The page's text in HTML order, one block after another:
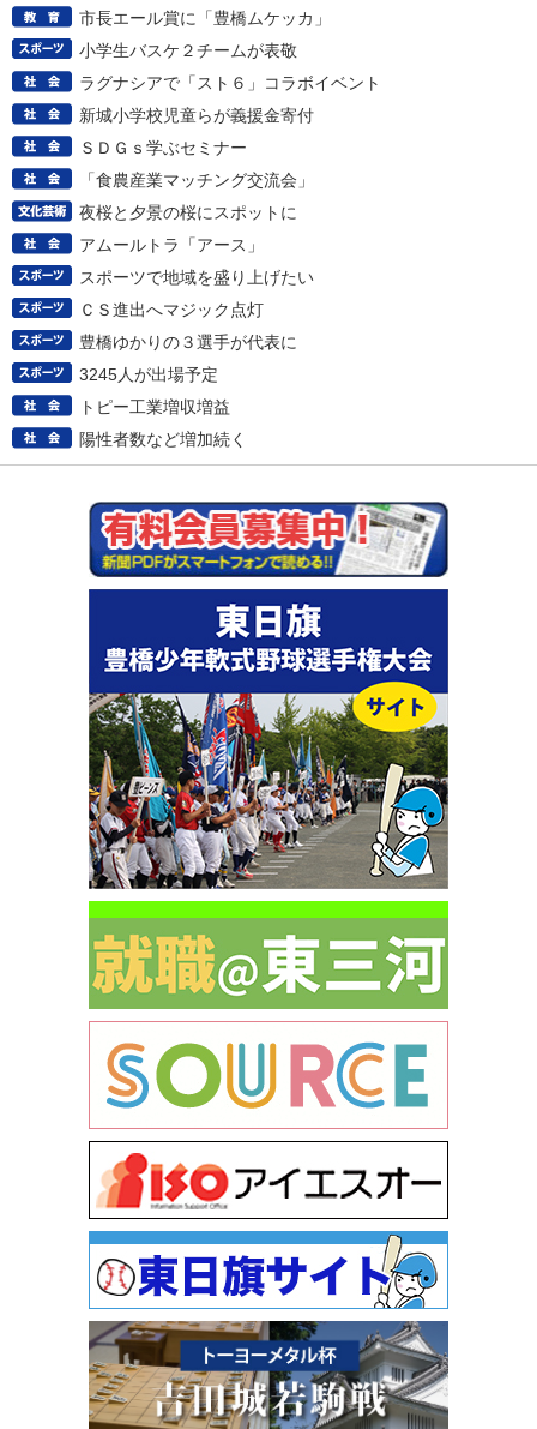
市長エール賞に「豊橋ムケッカ」
小学生バスケ２チームが表敬
ラグナシアで「スト６」コラボイベント
新城小学校児童らが義援金寄付
ＳＤＧｓ学ぶセミナー
「食農産業マッチング交流会」
夜桜と夕景の桜にスポットに
アムールトラ「アース」
スポーツで地域を盛り上げたい
ＣＳ進出へマジック点灯
豊橋ゆかりの３選手が代表に
3245人が出場予定
トピー工業増収増益
陽性者数など増加続く